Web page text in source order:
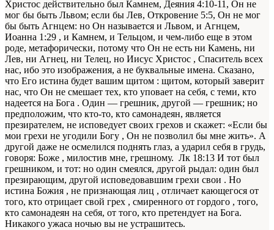
Христос действительно был Камнем, Деяния 4:10-11, Он не
мог бы быть Львом; если бы Лев, Откровение 5:5, Он не мог
бы быть Агнцем: но Он называется и Львом, и Агнцем,
Иоанна 1:29 , и Камнем, и Тельцом, и чем-либо еще в этом
роде, метафорически, потому что Он не есть ни Камень, ни
Лев, ни Агнец, ни Телец, но Иисус Христос , Спаситель всех
нас, ибо это изображения, а не буквальные имена. Сказано,
что Его истина будет вашим щитом : щитом, который заверит
нас, что Он не смешает тех, кто уповает на себя, с теми, кто
надеется на Бога . Один — грешник, другой — грешник; но
предположим, что кто-то, кто самонадеян, является
презирателем, не исповедует своих грехов и скажет: «Если бы
мои грехи не угодили Богу , Он не позволил бы мне жить». А
другой даже не осмелился поднять глаз, а ударил себя в грудь,
говоря: Боже , милостив мне, грешному. Лк 18:13 И тот был
грешником, и тот: но один смеялся, другой рыдал: один был
презирающим, другой исповедовавшим грехи свои . Но
истина Божия , не признающая лиц , отличает кающегося от
того, кто отрицает свой грех , смиренного от гордого , того,
кто самонадеян на себя, от того, кто претендует на Бога.
Никакого ужаса ночью вы не устрашитесь.